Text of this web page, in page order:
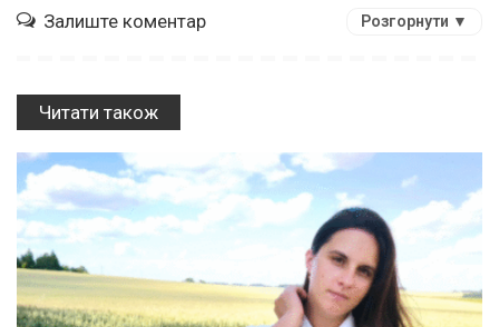
Залиште коментар Розгорнути ▼
Читати також